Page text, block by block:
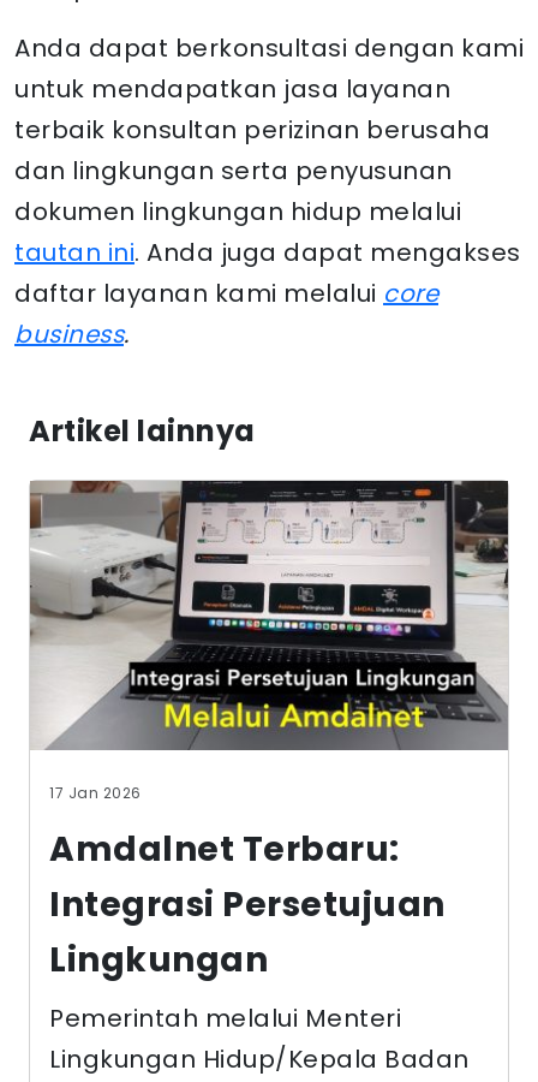
Anda dapat berkonsultasi dengan kami
untuk mendapatkan jasa layanan
terbaik konsultan perizinan berusaha
dan lingkungan serta penyusunan
dokumen lingkungan hidup melalui
tautan ini. Anda juga dapat mengakses
daftar layanan kami melalui core
business.
Artikel lainnya
17 Jan 2026
Amdalnet Terbaru:
Integrasi Persetujuan
Lingkungan
Pemerintah melalui Menteri
Lingkungan Hidup/Kepala Badan